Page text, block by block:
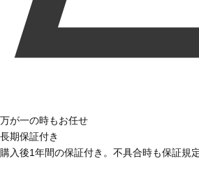
万が一の時もお任せ
長期保証付き
購入後1年間の保証付き。不具合時も保証規